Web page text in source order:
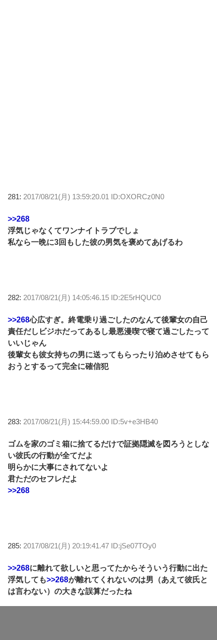
281: 2017/08/21(月) 13:59:20.01 ID:OXORCz0N0
>>268
浮気じゃなくてワンナイトラブでしょ
私なら一晩に3回もした彼の男気を褒めてあげるわ
282: 2017/08/21(月) 14:05:46.15 ID:2E5rHQUC0
>>268心広すぎ。終電乗り過ごしたのなんて後輩女の自己
責任だしビジホだってあるし最悪漫喫で寝て過ごしたって
いいじゃん
後輩女も彼女持ちの男に送ってもらったり泊めさせてもら
おうとするって完全に確信犯
283: 2017/08/21(月) 15:44:59.00 ID:5v+e3HB40
ゴムを家のゴミ箱に捨てるだけで証拠隠滅を図ろうとしな
い彼氏の行動が全てだよ
明らかに大事にされてないよ
君ただのセフレだよ
>>268
285: 2017/08/21(月) 20:19:41.47 ID:jSe07TOy0
>>268に離れて欲しいと思ってたからそういう行動に出た
浮気しても>>268が離れてくれないのは男（あえて彼氏と
は言わない）の大きな誤算だったね